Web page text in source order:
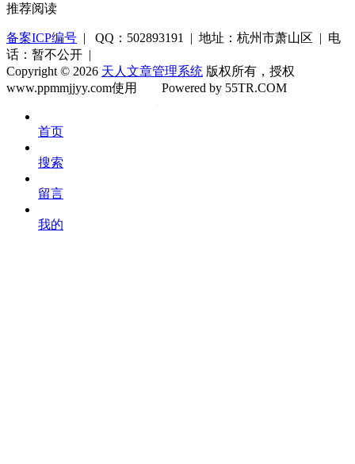
推荐阅读
备案ICP编号 | QQ：502893191 | 地址：杭州市萧山区 | 电
话：暂不公开 |
Copyright © 2026 天人文章管理系统 版权所有，授权
www.ppmmjjyy.com使用
Powered by 55TR.COM
首页
搜索
留言
我的